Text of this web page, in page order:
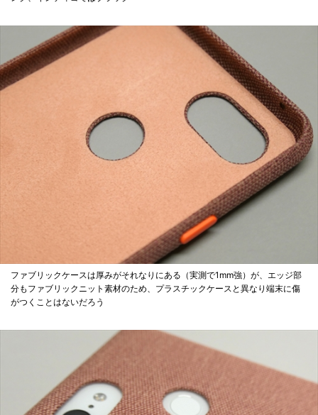
ファブリックケースは厚みがそれなりにある（実測で1mm強）が、エッジ部
分もファブリックニット素材のため、プラスチックケースと異なり端末に傷
がつくことはないだろう